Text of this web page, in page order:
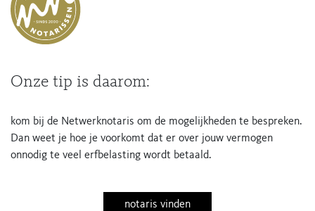
Onze tip is daarom:
kom bij de Netwerknotaris om de mogelijkheden te bespreken.
Dan weet je hoe je voorkomt dat er over jouw vermogen
onnodig te veel erfbelasting wordt betaald.
notaris vinden